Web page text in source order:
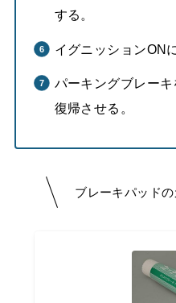
する。
イグニッションON
パーキングブレー
復帰させる。
ブレーキパッド